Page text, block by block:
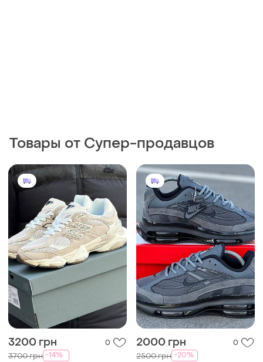
Товары от Супер-продавцов
3200 грн 0
3700 грн -14%
2000 грн 0
2500 грн -20%